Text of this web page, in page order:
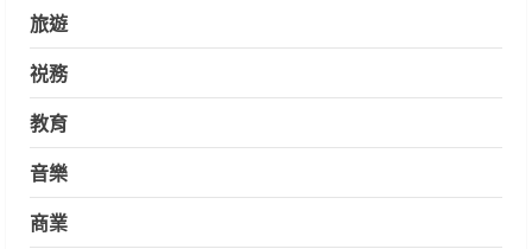
旅遊
祱務
教育
音樂
商業